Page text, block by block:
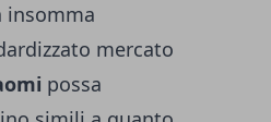
insomma
mercato
possa